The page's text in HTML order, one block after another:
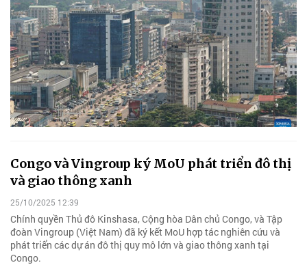
Congo và Vingroup ký MoU phát triển đô thị
và giao thông xanh
25/10/2025 12:39
Chính quyền Thủ đô Kinshasa, Cộng hòa Dân chủ Congo, và Tập
đoàn Vingroup (Việt Nam) đã ký kết MoU hợp tác nghiên cứu và
phát triển các dự án đô thị quy mô lớn và giao thông xanh tại
Congo.